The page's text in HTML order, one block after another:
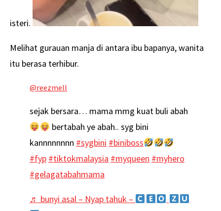
isteri.
Melihat gurauan manja di antara ibu bapanya, wanita
itu berasa terhibur.
@reezmell
sejak bersara… mama mmg kuat buli abah
bertabah ye abah.. syg bini
kannnnnnnn #sygbini #biniboss
#fyp #tiktokmalaysia #myqueen #myhero
#gelagatabahmama
♬ bunyi asal – Nyap tahuk –